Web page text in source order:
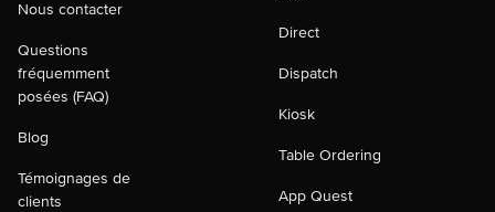
Nous contacter
Questions
fréquemment
posées (FAQ)
Blog
Témoignages de
clients
Direct
Dispatch
Kiosk
Table Ordering
App Quest